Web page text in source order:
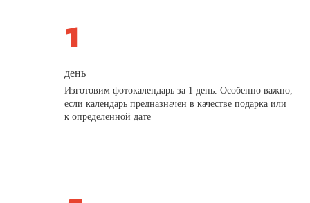
день
Изготовим фотокалендарь за 1 день. Особенно важно,
если календарь предназначен в качестве подарка или
к определенной дате